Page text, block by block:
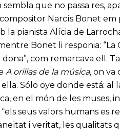
que no passa res,
Narcís Bonet em
pianista Alícia de
Bonet li responia: “La
dona”, com remarcava ell.
A orillas de la música, on va
Sólo oye donde está:
en el món de les muses,
seus valors humans es
i veritat, les qualitats